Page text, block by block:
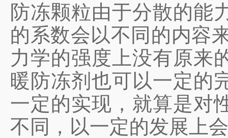
防冻颗粒由于分散的能
的系数会以不同的内容
力学的强度上没有原来
暖防冻剂也可以一定的
一定的实现，就算是对
不同，以一定的发展上